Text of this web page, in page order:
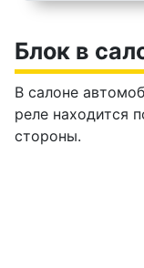
Блок в
В салоне
реле находится
стороны.